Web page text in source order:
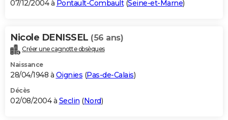
07/12/2004 à Pontault-Combault(Seine-et-Marne)
Nicole DENISSEL (56 ans)
Créer une cagnotte obsèques
Naissance
28/04/1948 à Oignies (Pas-de-Calais)
Décès
02/08/2004 à Seclin (Nord)